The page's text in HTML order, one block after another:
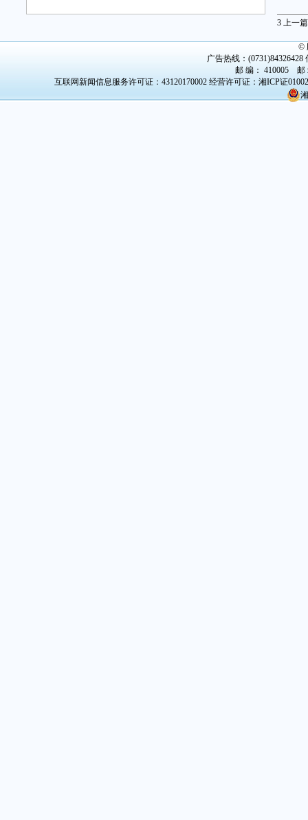
3 上一篇
©
广告热线：(0731)84326428
邮 编： 410005 邮
互联网新闻信息服务许可证：43120170002 经营许可证：湘ICP证